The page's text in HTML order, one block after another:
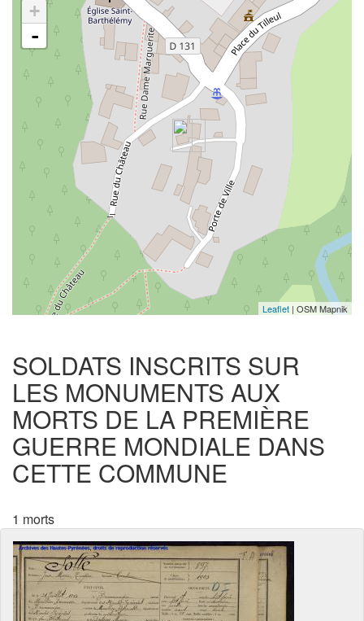
+
-
Leaflet | OSM Mapnik
SOLDATS INSCRITS SUR
LES MONUMENTS AUX
MORTS DE LA PREMIÈRE
GUERRE MONDIALE DANS
CETTE COMMUNE
1 morts